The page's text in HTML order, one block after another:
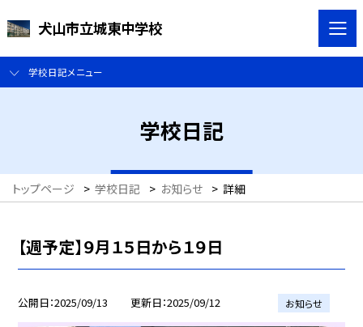
犬山市立城東中学校
学校日記メニュー
学校日記
トップページ > 学校日記 > お知らせ > 詳細
【週予定】９月１５日から１９日
公開日 2025/09/13 更新日 2025/09/12 お知らせ